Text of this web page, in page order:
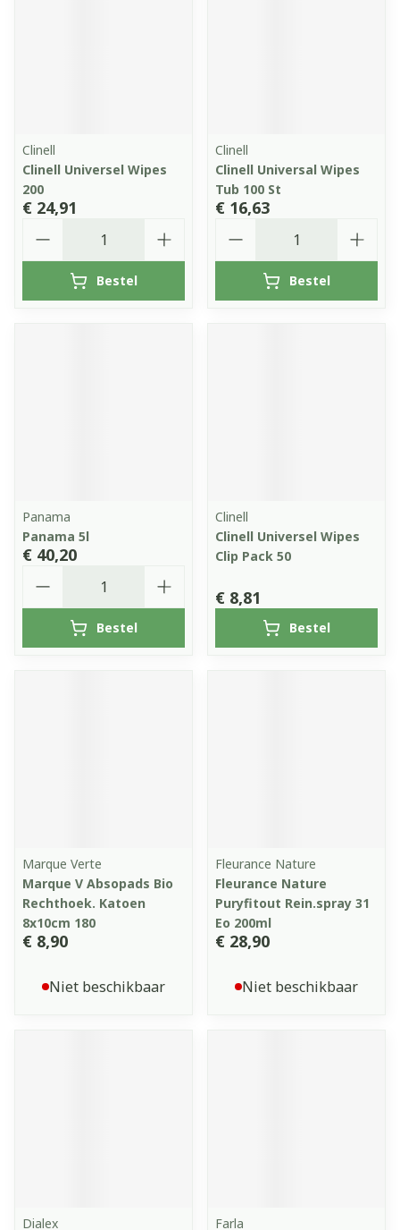
Clinell
Clinell Universel Wipes
200
€ 24,91
Bestel
Clinell
Clinell Universal Wipes
Tub 100 St
€ 16,63
Bestel
Panama
Panama 5l
€ 40,20
Bestel
Clinell
Clinell Universel Wipes
Clip Pack 50
€ 8,81
Bestel
Marque Verte
Marque V Absopads Bio
Rechthoek. Katoen
8x10cm 180
€ 8,90
Niet beschikbaar
Fleurance Nature
Fleurance Nature
Puryfitout Rein.spray 31
Eo 200ml
€ 28,90
Niet beschikbaar
Dialex Farla